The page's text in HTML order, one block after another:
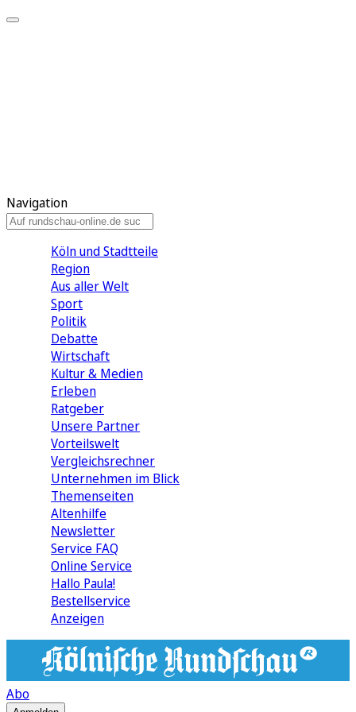
Navigation
Köln und Stadtteile
Region
Aus aller Welt
Sport
Politik
Debatte
Wirtschaft
Kultur & Medien
Erleben
Ratgeber
Unsere Partner
Vorteilswelt
Vergleichsrechner
Unternehmen im Blick
Themenseiten
Altenhilfe
Newsletter
Service FAQ
Online Service
Hallo Paula!
Bestellservice
Anzeigen
Abo